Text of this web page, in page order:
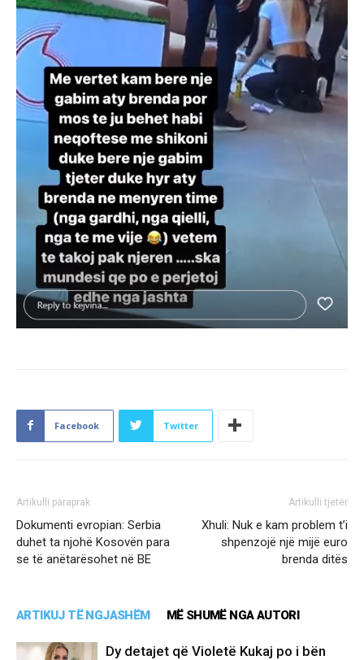
Facebook Twitter
Artikulli paraprak
Dokumenti evropian: Serbia
duhet ta njohë Kosovën para
se të anëtarësohet në BE
Artikulli tjetër
Xhuli: Nuk e kam problem t’i
shpenzojë një mijë euro
brenda ditës
ARTIKUJ TË NGJASHËM MË SHUMË NGA AUTORI
Dy detajet që Violetë Kukaj po i bën